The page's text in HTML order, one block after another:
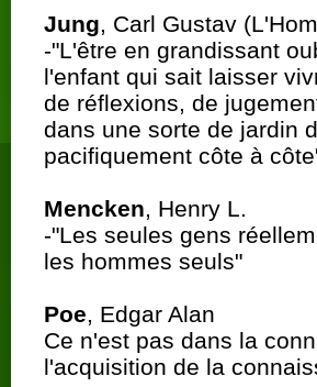
Jung, Carl Gustav
-"L'être en grandissant
l'enfant qui sait laisser
de réflexions, de
dans une sorte de jardin
pacifiquement côte à
Mencken, Henry L.
-"Les seules gens
les hommes seuls"
Poe, Edgar Alan
Ce n'est pas dans la
l'acquisition de la